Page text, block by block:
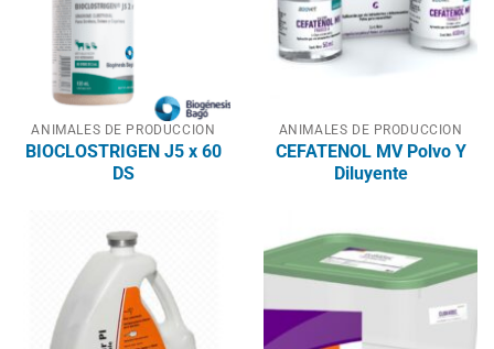
ANIMALES DE PRODUCCION
BIOCLOSTRIGEN J5 x 60
DS
ANIMALES DE PRODUCCION
CEFATENOL MV Polvo Y
Diluyente